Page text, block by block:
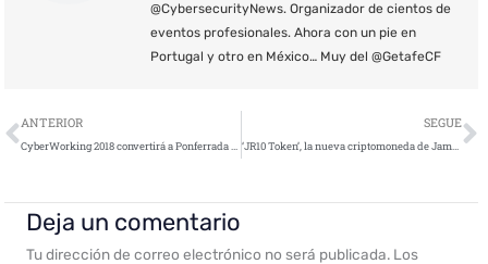
@CybersecurityNews. Organizador de cientos de
eventos profesionales. Ahora con un pie en
Portugal y otro en México… Muy del @GetafeCF
Ant
ANTERIOR SEGUE
Deja un comentario
Tu dirección de correo electrónico no será publicada. Los